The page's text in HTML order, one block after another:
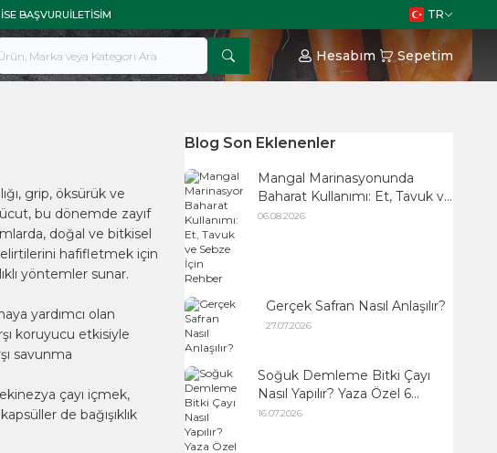
BAŞVURUİLETISIM TR
Hesabım Sepetim
grip, öksürük ve
bu dönemde zayıf
doğal ve bitkisel
hafifletmek için
yöntemler sunar.
yardımcı olan
koruyucu etkisiyle
savunma
çayı içmek,
de bağışıklık
Blog Son Eklenenler
Mangal Marinasyonunda
Baharat Kullanımı: Et, Tavuk ve
Sebze İçin Rehber
06.08.2026
Gerçek Safran Nasıl Anlaşılır?
27.07.2026
Soğuk Demleme Bitki Çayı
Nasıl Yapılır? Yaza Özel 6
Serinletici Tarif
16.07.2026